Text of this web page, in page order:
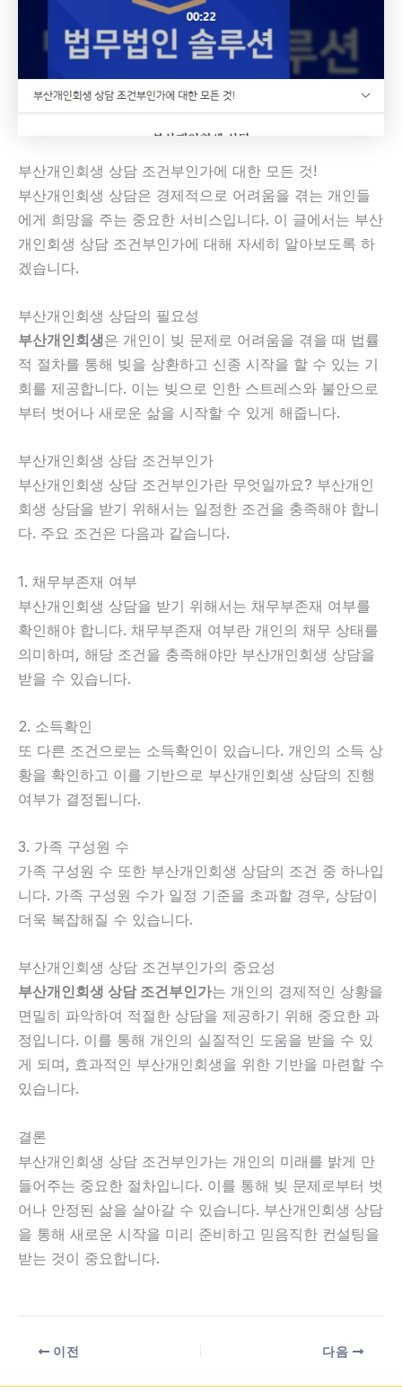
부산개인회생 상담 조건부인가에 대한 모든 것!
부산개인회생 상담은 경제적으로 어려움을 겪는 개인들
에게 희망을 주는 중요한 서비스입니다. 이 글에서는 부산
개인회생 상담 조건부인가에 대해 자세히 알아보도록 하
겠습니다.
부산개인회생 상담의 필요성
부산개인회생은 개인이 빚 문제로 어려움을 겪을 때 법률
적 절차를 통해 빚을 상환하고 신종 시작을 할 수 있는 기
회를 제공합니다. 이는 빚으로 인한 스트레스와 불안으로
부터 벗어나 새로운 삶을 시작할 수 있게 해줍니다.
부산개인회생 상담 조건부인가
부산개인회생 상담 조건부인가란 무엇일까요? 부산개인
회생 상담을 받기 위해서는 일정한 조건을 충족해야 합니
다. 주요 조건은 다음과 같습니다.
1. 채무부존재 여부
부산개인회생 상담을 받기 위해서는 채무부존재 여부를
확인해야 합니다. 채무부존재 여부란 개인의 채무 상태를
의미하며, 해당 조건을 충족해야만 부산개인회생 상담을
받을 수 있습니다.
2. 소득확인
또 다른 조건으로는 소득확인이 있습니다. 개인의 소득 상
황을 확인하고 이를 기반으로 부산개인회생 상담의 진행
여부가 결정됩니다.
3. 가족 구성원 수
가족 구성원 수 또한 부산개인회생 상담의 조건 중 하나입
니다. 가족 구성원 수가 일정 기준을 초과할 경우, 상담이
더욱 복잡해질 수 있습니다.
부산개인회생 상담 조건부인가의 중요성
부산개인회생 상담 조건부인가는 개인의 경제적인 상황을
면밀히 파악하여 적절한 상담을 제공하기 위해 중요한 과
정입니다. 이를 통해 개인의 실질적인 도움을 받을 수 있
게 되며, 효과적인 부산개인회생을 위한 기반을 마련할 수
있습니다.
결론
부산개인회생 상담 조건부인가는 개인의 미래를 밝게 만
들어주는 중요한 절차입니다. 이를 통해 빚 문제로부터 벗
어나 안정된 삶을 살아갈 수 있습니다. 부산개인회생 상담
을 통해 새로운 시작을 미리 준비하고 믿음직한 컨설팅을
받는 것이 중요합니다.
이전 다음